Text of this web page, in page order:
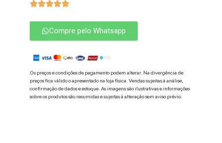
Compre pelo Whatsapp
Os preços e condições de pagamento podem alterar. Na divergência de
preços fica válido o apresentado na loja física. Vendas sujeitas à análise,
confirmação de dados e estoque. As imagens são ilustrativas e informações
sobre os produtos são resumidas e sujeitas à alteração sem aviso prévio.